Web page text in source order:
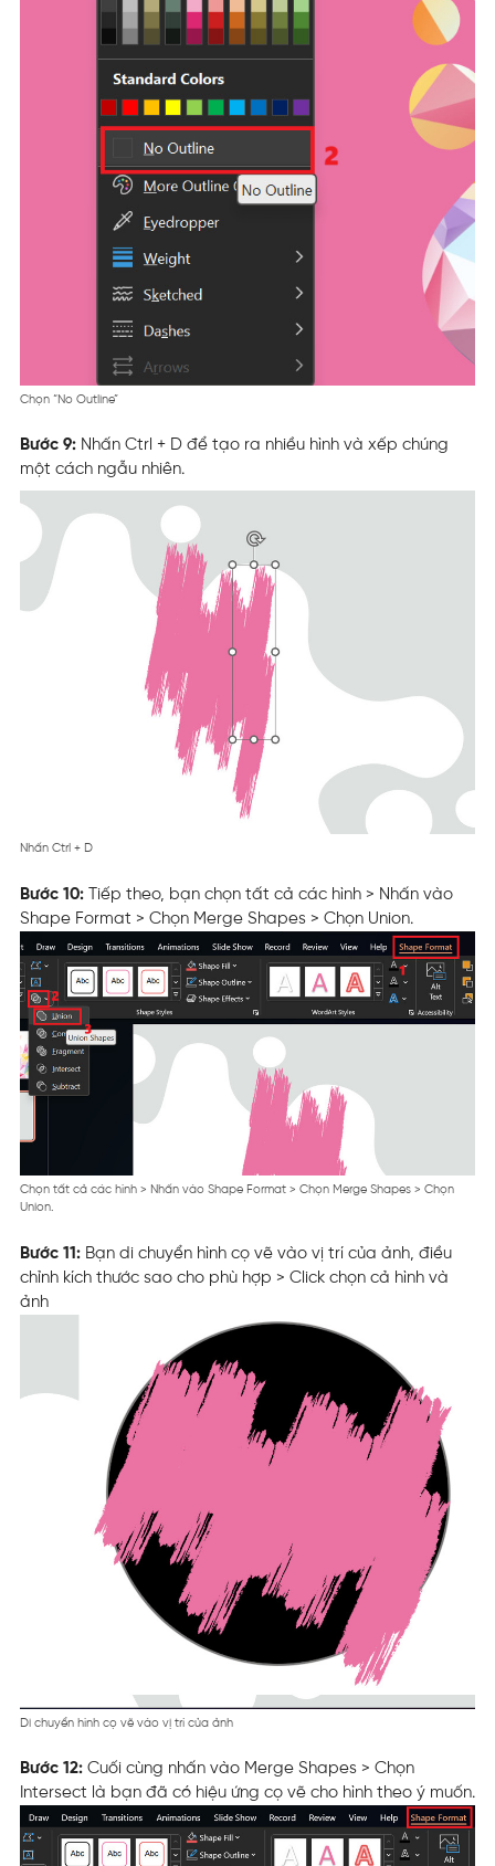
Chọn “No Outline”
Bước 9: Nhấn Ctrl + D để tạo ra nhiều hình và xếp chúng
một cách ngẫu nhiên.
Nhấn Ctrl + D
Bước 10: Tiếp theo, bạn chọn tất cả các hình > Nhấn vào
Shape Format > Chọn Merge Shapes > Chọn Union.
Chọn tất cả các hình > Nhấn vào Shape Format > Chọn Merge Shapes > Chọn
Union.
Bước 11: Bạn di chuyển hình cọ vẽ vào vị trí của ảnh, điều
chỉnh kích thước sao cho phù hợp > Click chọn cả hình và
ảnh
Di chuyển hình cọ vẽ vào vị trí của ảnh
Bước 12: Cuối cùng nhấn vào Merge Shapes > Chọn
Intersect là bạn đã có hiệu ứng cọ vẽ cho hình theo ý muốn.